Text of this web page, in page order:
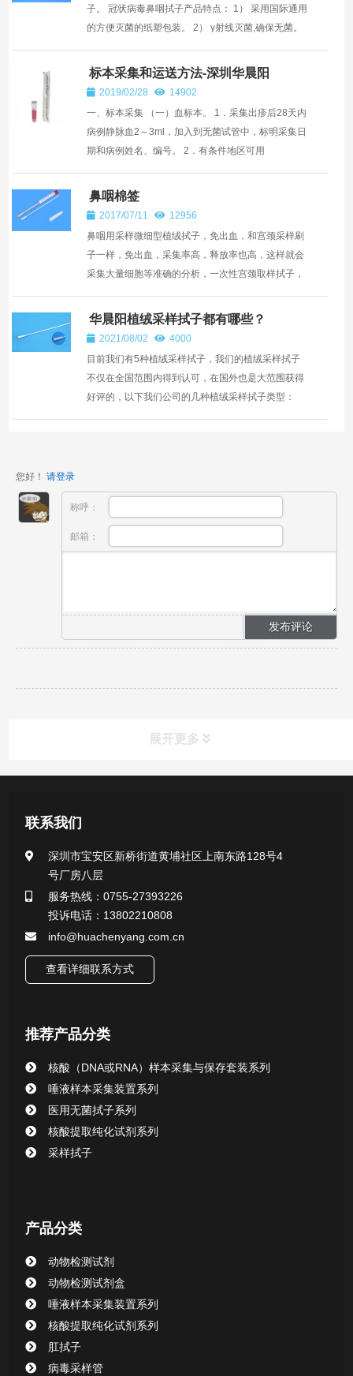
子。 冠状病毒鼻咽拭子产品特点： 1） 采用国际通用
的方便灭菌的纸塑包装。 2） γ射线灭菌,确保无菌。
标本采集和运送方法-深圳华晨阳
2019/02/28
14902
一、标本采集 （一）血标本。 1．采集出疹后28天内
病例静脉血2～3ml，加入到无菌试管中，标明采集日
期和病例姓名、编号。 2．有条件地区可用
鼻咽棉签
2017/07/11
12956
鼻咽用采样微细型植绒拭子，免出血，和宫颈采样刷
子一样，免出血，采集率高，释放率也高，这样就会
采集大量细胞等准确的分析，一次性宫颈取样拭子，
子,我们公司生...
华晨阳植绒采样拭子都有哪些？
2021/08/02
4000
目前我们有5种植绒采样拭子，我们的植绒采样拭子
不仅在全国范围内得到认可，在国外也是大范围获得
好评的，以下我们公司的几种植绒采样拭子类型：
您好！ 请登录
称呼：
邮箱：
展开更多
一次性使用采样器系列
微生物样本保存液（通用运输传媒介质）系列
核酸（DNA&RNA）样本采集与保存套装系列
核酸提取或纯化试剂
清洁验证棉签系列
动物检测试剂
联系我们
深圳市宝安区新桥街道黄埔社区上南东路128号4
号厂房八层
服务热线：0755-27393226
投诉电话：13802210808
info@huachenyang.com.cn
查看详细联系方式
推荐产品分类
核酸（DNA或RNA）样本采集与保存套装系列
唾液样本采集装置系列
医用无菌拭子系列
核酸提取纯化试剂系列
采样拭子
产品分类
动物检测试剂
动物检测试剂盒
唾液样本采集装置系列
核酸提取纯化试剂系列
肛拭子
病毒采样管